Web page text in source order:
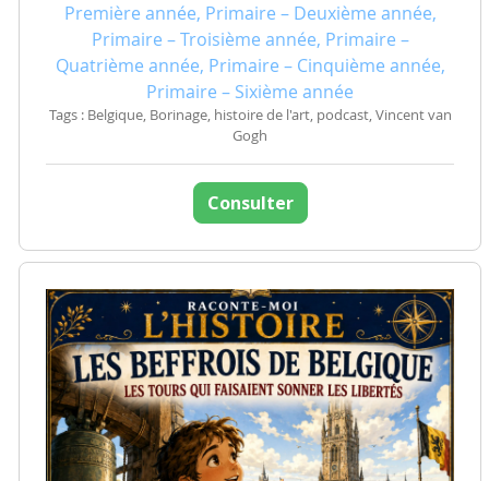
Première année, Primaire – Deuxième année,
Primaire – Troisième année, Primaire –
Quatrième année, Primaire – Cinquième année,
Primaire – Sixième année
Tags : Belgique, Borinage, histoire de l'art, podcast, Vincent van
Gogh
Consulter